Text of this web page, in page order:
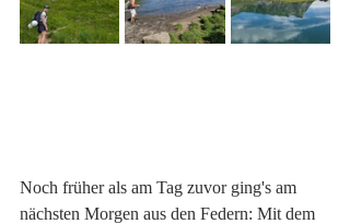
Noch früher als am Tag zuvor ging's am
nächsten Morgen aus den Federn: Mit dem